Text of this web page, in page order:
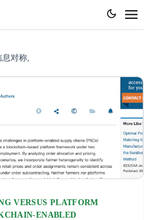
息对称,
VERSUS PLATFORM
ENABLED